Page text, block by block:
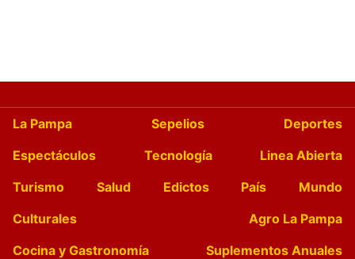
La Pampa Sepelios
Deportes
Espectáculos
Tecnología
Linea Abierta
Turismo
Salud Edictos País
Mundo
Culturales
Agro La Pampa
Cocina y Gastronomía
Suplementos Anuales